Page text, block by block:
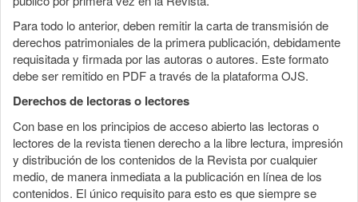
Para todo lo anterior, deben remitir la carta de transmisión de
derechos patrimoniales de la primera publicación, debidamente
requisitada y firmada por las autoras o autores. Este formato
debe ser remitido en PDF a través de la plataforma OJS.
Derechos de lectoras o lectores
Con base en los principios de acceso abierto las lectoras o
lectores de la revista tienen derecho a la libre lectura, impresión
y distribución de los contenidos de la Revista por cualquier
medio, de manera inmediata a la publicación en línea de los
contenidos. El único requisito para esto es que siempre se